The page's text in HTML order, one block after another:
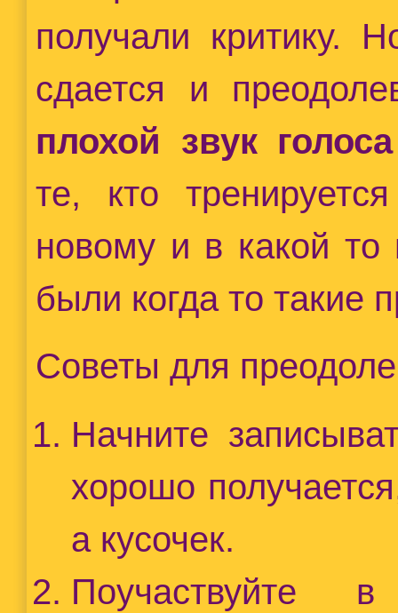
получали критику.
сдается и
плохой звук голоса
те, кто
новому и в какой то
были когда то такие
Советы для
Начните
хорошо
а кусочек.
Поучаствуйте